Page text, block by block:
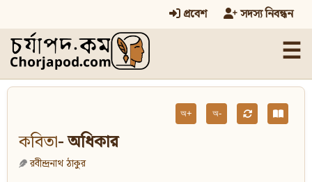
প্রবেশ সদস্য নিবন্ধন
☰
অ+ অ-
কবিতা- অধিকার
রবীন্দ্রনাথ ঠাকুর